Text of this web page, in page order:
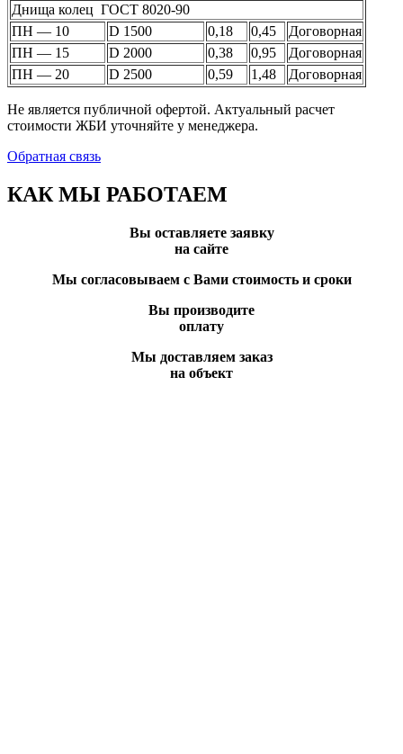
Днища колец ГОСТ 8020-90
ПН — 10
D 1500 0,18 0,45
Договорная
ПН — 15
D 2000 0,38 0,95
Договорная
ПН — 20
D 2500 0,59 1,48 Договорная
Не является публичной офертой. Актуальный расчет
стоимости ЖБИ уточняйте у менеджера.
Обратная связь
КАК МЫ РАБОТАЕМ
Вы оставляете заявку
на сайте
Мы согласовываем с Вами стоимость и сроки
Вы производите
оплату
Мы доставляем заказ
на объект